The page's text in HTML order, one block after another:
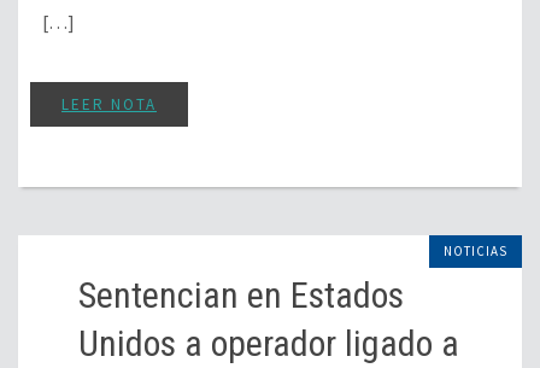
[…]
LEER NOTA
NOTICIAS
Sentencian en Estados
Unidos a operador ligado a